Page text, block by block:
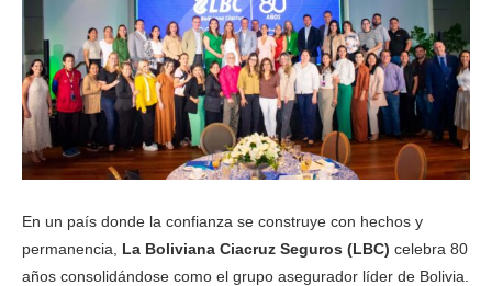
En un país donde la confianza se construye con hechos y
permanencia, La Boliviana Ciacruz Seguros (LBC) celebra 80
años consolidándose como el grupo asegurador líder de Bolivia.